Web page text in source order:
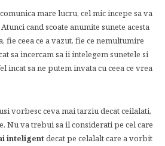
mare lucru, cel mic incepe sa va
cand scoate anumite sunete acesta
fie ceea ce a vazut, fie ce nemultumire
sa incercam sa ii intelegem sunetele si
incat sa ne putem invata cu ceea ce vrea
vorbesc ceva mai tarziu decat ceilalati,
Nu va trebui sa il considerati pe cel care
inteligentdecat pe celalalt care a vorbit